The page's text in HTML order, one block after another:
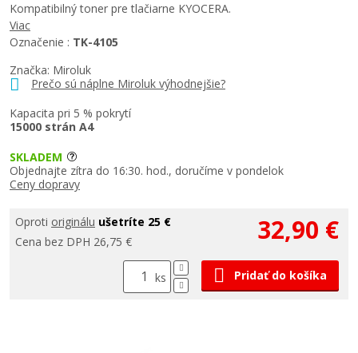
Značka: Miroluk
Prečo sú náplne Miroluk výhodnejšie?
Kapacita pri 5 % pokrytí
15000 strán A4
Kompatibilný toner pre tlačiarne KYOCERA.
Viac
Označenie : TK-4105
SKLADEM
Objednajte zítra do 16:30. hod., doručíme v pondelok
Ceny dopravy
Oproti originálu ušetríte 25 €
Cena bez DPH 26,75 €
32,90 €
ks Pridať do košíka